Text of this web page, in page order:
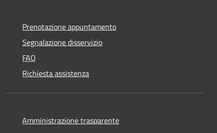
Prenotazione appuntamento
Segnalazione disservizio
FAQ
Richiesta assistenza
Amministrazione trasparente